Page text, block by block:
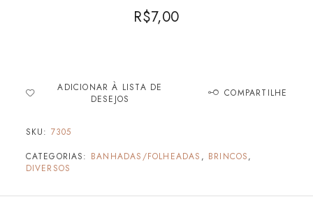
R$7,00
ADICIONAR À LISTA DE
DESEJOS
COMPARTILHE
SKU: 7305
CATEGORIAS: BANHADAS/FOLHEADAS , BRINCOS,
DIVERSOS